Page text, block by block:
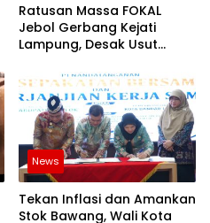
Ratusan Massa FOKAL
Jebol Gerbang Kejati
Lampung, Desak Usut
Pemprov 3 Hektare
News
Tekan Inflasi dan Amankan
Stok Bawang, Wali Kota